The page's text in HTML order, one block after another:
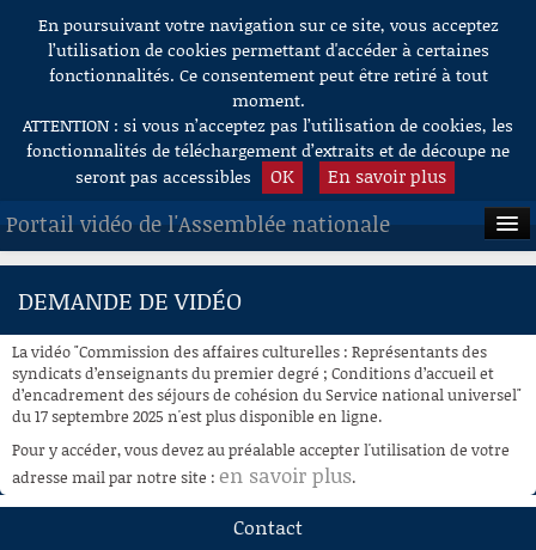
Aller au contenu
En poursuivant votre navigation sur ce site, vous acceptez
l’utilisation de cookies permettant d'accéder à certaines
fonctionnalités. Ce consentement peut être retiré à tout
moment.
ATTENTION : si vous n’acceptez pas l’utilisation de cookies, les
fonctionnalités de téléchargement d’extraits et de découpe ne
seront pas accessibles
OK En savoir plus
Portail vidéo de l'Assemblée nationale
ACCUEIL
À LA DEMANDE
RECHERCHE
AIDE À LA DÉCOUPE
DE VIDÉOS
DEMANDE DE VIDÉO
La vidéo "Commission des affaires culturelles : Représentants des
syndicats d’enseignants du premier degré ; Conditions d’accueil et
d’encadrement des séjours de cohésion du Service national universel"
du 17 septembre 2025 n'est plus disponible en ligne.
Pour y accéder, vous devez au préalable accepter l'utilisation de votre
adresse mail par notre site : en savoir plus.
Contact